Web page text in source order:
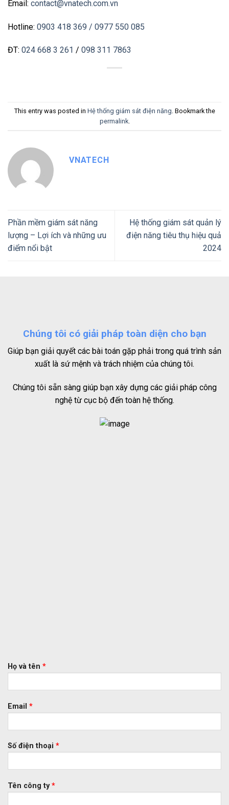
Email: contact@vnatech.com.vn
Hotline: 0903 418 369 / 0977 550 085
ĐT: 024 668 3 261 / 098 311 7863
This entry was posted in Hệ thống giám sát điện năng . Bookmark the
permalink.
VNATECH
Phần mềm giám sát năng
lượng – Lợi ích và những ưu
điểm nổi bật
Hệ thống giám sát quản lý
điện năng tiêu thụ hiệu quả
2024
Chúng tôi có giải pháp toàn diện cho bạn
Giúp bạn giải quyết các bài toán gặp phải trong quá trình sản
xuất là sứ mệnh và trách nhiệm của chúng tôi.
Chúng tôi sẵn sàng giúp bạn xây dựng các giải pháp công
nghệ từ cục bộ đến toàn hệ thống.
Họ và tên *
Email *
Số điện thoại *
Tên công ty*